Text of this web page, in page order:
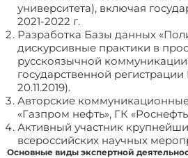
университета), включая
2021-2022 г.
Разработка Базы данных
дискурсивные практики в
русскоязычной
государственной регистрации
20.11.2019).
Авторские
«Газпром нефть», ГК
Активный участник
всероссийских научных
Основные виды экспертной